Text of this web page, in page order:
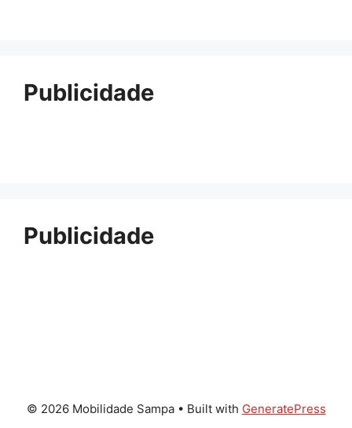
Publicidade
Publicidade
© 2026 Mobilidade Sampa• Built with GeneratePress